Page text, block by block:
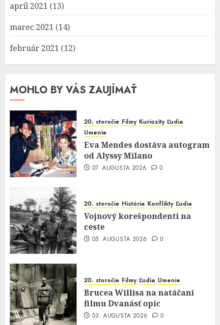
apríl 2021 (13)
marec 2021 (14)
február 2021 (12)
MOHLO BY VÁS ZAUJÍMAŤ
20. storočie Filmy Kuriozity Ľudia
Umenie
Eva Mendes dostáva autogram
od Alyssy Milano
07. AUGUSTA 2026 0
20. storočie História Konflikty Ľudia
Vojnový korešpondenti na
ceste
05. AUGUSTA 2026 0
20. storočie Filmy Ľudia Umenie
Brucea Willisa na natáčaní
filmu Dvanásť opíc
03. AUGUSTA 2026 0